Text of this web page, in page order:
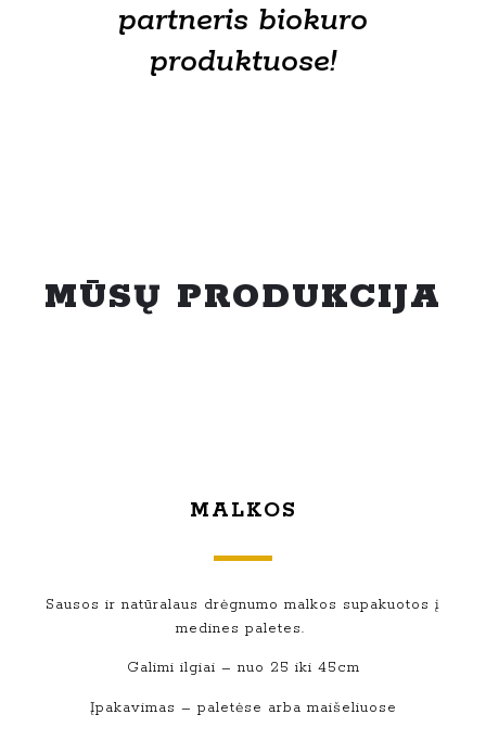
partneris biokuro
produktuose!
MŪSŲ PRODUKCIJA
MALKOS
Sausos ir natūralaus drėgnumo malkos supakuotos į
medines paletes.
Galimi ilgiai – nuo 25 iki 45cm
Įpakavimas – paletėse arba maišeliuose